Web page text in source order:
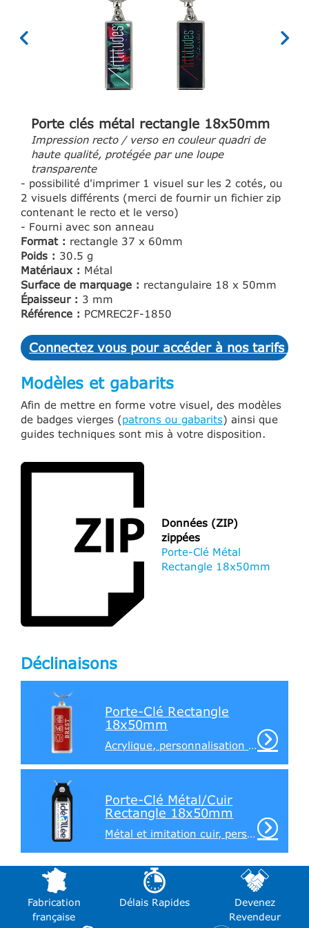
Porte clés métal rectangle 18x50mm
Impression recto / verso en couleur quadri de
haute qualité, protégée par une loupe
transparente
- possibilité d'imprimer 1 visuel sur les 2 cotés, ou
2 visuels différents (merci de fournir un fichier zip
contenant le recto et le verso)
- Fourni avec son anneau
Format : rectangle 37 x 60mm
Poids : 30.5 g
Matériaux : Métal
Surface de marquage : rectangulaire 18 x 50mm
Épaisseur : 3 mm
Référence : PCMREC2F-1850
Connectez vous pour accéder à nos tarifs et
Modèles et gabarits
Afin de mettre en forme votre visuel, des modèles
de badges vierges (patrons ou gabarits) ainsi que
guides techniques sont mis à votre disposition.
Données (ZIP)
zippées
Porte-Clé Métal
Rectangle 18x50mm
Déclinaisons
Porte-Clé Rectangle
18x50mm
Acrylique, personnalisation recto / verso
Porte-Clé Métal/Cuir
Rectangle 18x50mm
Métal et imitation cuir, personnalisation sur 1 face
Fabrication
française
Délais Rapides
Devenez
Revendeur